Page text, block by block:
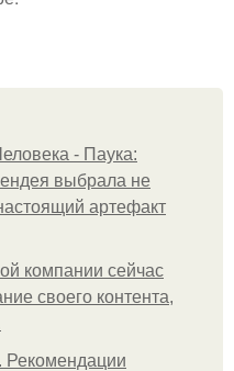
- Паука:
выбрала не
артефакт
компании сейчас
своего контента,
Рекомендации